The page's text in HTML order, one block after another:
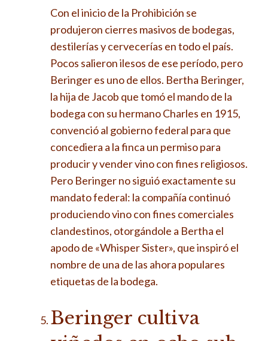
Con el inicio de la Prohibición se
produjeron cierres masivos de bodegas,
destilerías y cervecerías en todo el país.
Pocos salieron ilesos de ese período, pero
Beringer es uno de ellos. Bertha Beringer,
la hija de Jacob que tomó el mando de la
bodega con su hermano Charles en 1915,
convenció al gobierno federal para que
concediera a la finca un permiso para
producir y vender vino con fines religiosos.
Pero Beringer no siguió exactamente su
mandato federal: la compañía continuó
produciendo vino con fines comerciales
clandestinos, otorgándole a Bertha el
apodo de «Whisper Sister», que inspiró el
nombre de una de las ahora populares
etiquetas de la bodega.
Beringer cultiva